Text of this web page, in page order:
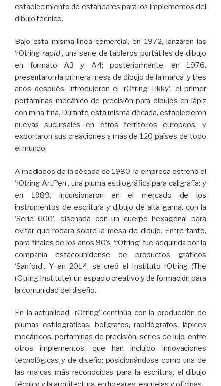
establecimiento de estándares para los implementos del
dibujo técnico.
Bajo esta misma línea comercial, en 1972, lanzaron las
‘rOtring rapid’, una serie de tableros portátiles de dibujo
en formato A3 y A4; posteriormente, en 1976,
presentaron la primera mesa de dibujo de la marca; y tres
años después, introdujeron el ‘rOtring Tikky’, el primer
portaminas mecánico de precisión para dibujos en lápiz
con mina fina. Durante esta misma década, establecieron
nuevas sucursales en otros territorios europeos, y
exportaron sus creaciones a más de 120 países de todo
el mundo.
A mediados de la década de 1980, la empresa estrenó el
‘rOtring ArtPen’, una pluma estilográfica para caligrafía; y
en 1989, incursionaron en el mercado de los
instrumentos de escritura y dibujo de alta gama, con la
‘Serie 600’, diseñada con un cuerpo hexagonal para
evitar que rodara sobre la mesa de dibujo. Entre tanto,
para finales de los años 90’s, ‘rOtring’ fue adquirida por la
compañía estadounidense de productos gráficos
‘Sanford’. Y en 2014, se creó el Instituto rOtring (The
rOtring Institute), un espacio creativo y de formación para
la comunidad del diseño.
En la actualidad, ‘rOtring’ continúa con la producción de
plumas estilográficas, bolígrafos, rapidógrafos, lápices
mecánicos, portaminas de precisión, series de lujo, entre
otros implementos, que han incluido innovaciones
tecnológicas y de diseño; posicionándose como una de
las marcas más reconocidas para la escritura, el dibujo
técnico y la arquitectura, en hogares, escuelas y oficinas.